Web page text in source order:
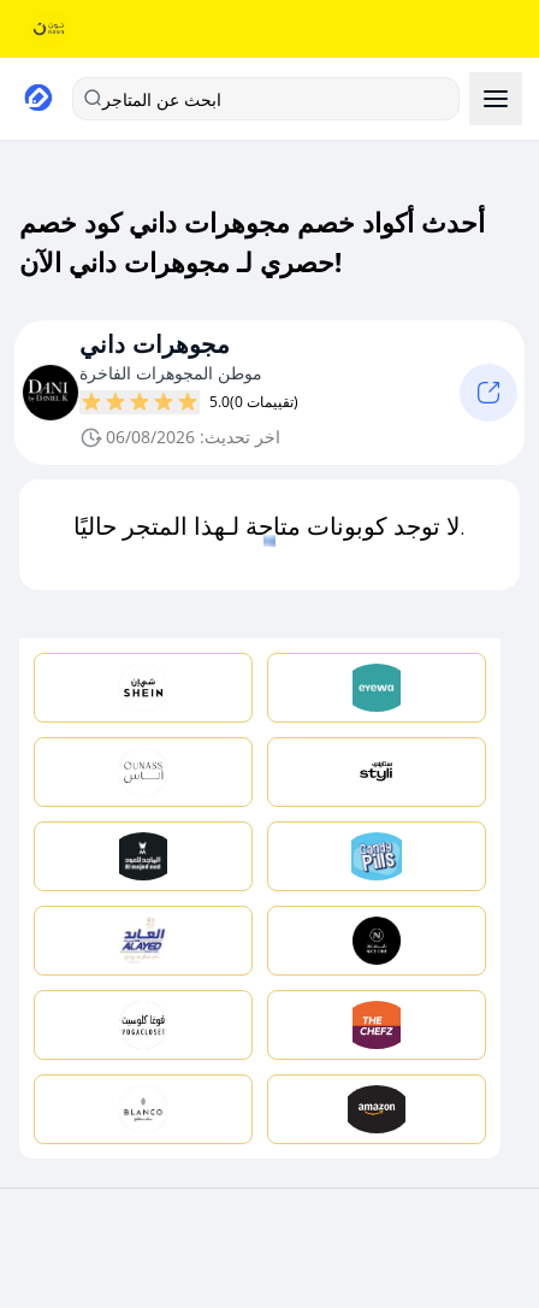
ابحث عن المتاجر
أحدث أكواد خصم مجوهرات داني كود خصم
حصري لـ مجوهرات داني الآن!
مجوهرات داني
موطن المجوهرات الفاخرة
5.0 (0 تقييمات)
اخر تحديث: 06/08/2026
لا توجد كوبونات متاحة لـهذا المتجر حاليًا.